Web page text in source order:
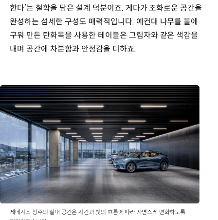
한다’는 철학을 담은 설계 덕분이죠. 게다가 조화로운 공간을
완성하는 섬세한 구성도 매력적입니다. 예컨대 나무를 불에
구워 만든 탄화목을 사용한 테이블은 그림자와 같은 색감을
내며 공간에 차분함과 안정감을 더하죠.
제네시스 청주의 실내 공간은 시간과 빛의 흐름에 따라 자연스레 변화하도록